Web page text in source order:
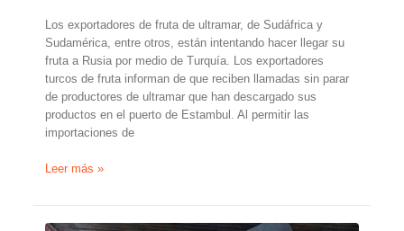
Los exportadores de fruta de ultramar, de Sudáfrica y
Sudamérica, entre otros, están intentando hacer llegar su
fruta a Rusia por medio de Turquía. Los exportadores
turcos de fruta informan de que reciben llamadas sin parar
de productores de ultramar que han descargado sus
productos en el puerto de Estambul. Al permitir las
importaciones de
Los
de
fruta
Leer más »